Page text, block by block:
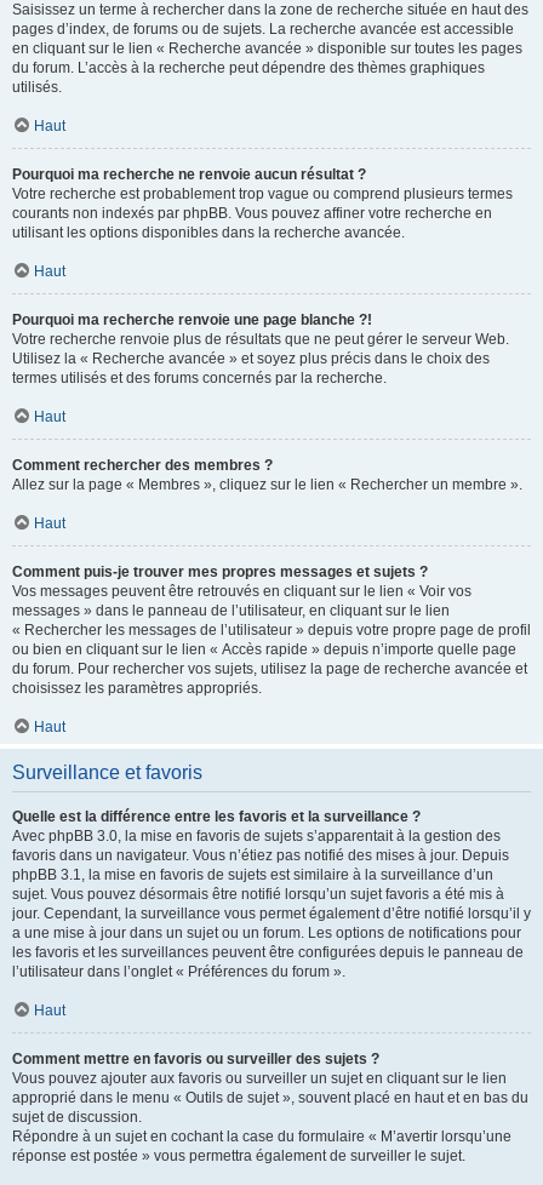
Saisissez un terme à rechercher dans la zone de recherche située en haut des
pages d’index, de forums ou de sujets. La recherche avancée est accessible
en cliquant sur le lien « Recherche avancée » disponible sur toutes les pages
du forum. L’accès à la recherche peut dépendre des thèmes graphiques
utilisés.
Haut
Pourquoi ma recherche ne renvoie aucun résultat ?
Votre recherche est probablement trop vague ou comprend plusieurs termes
courants non indexés par phpBB. Vous pouvez affiner votre recherche en
utilisant les options disponibles dans la recherche avancée.
Haut
Pourquoi ma recherche renvoie une page blanche ?!
Votre recherche renvoie plus de résultats que ne peut gérer le serveur Web.
Utilisez la « Recherche avancée » et soyez plus précis dans le choix des
termes utilisés et des forums concernés par la recherche.
Haut
Comment rechercher des membres ?
Allez sur la page « Membres », cliquez sur le lien « Rechercher un membre ».
Haut
Comment puis-je trouver mes propres messages et sujets ?
Vos messages peuvent être retrouvés en cliquant sur le lien « Voir vos
messages » dans le panneau de l’utilisateur, en cliquant sur le lien
« Rechercher les messages de l’utilisateur » depuis votre propre page de profil
ou bien en cliquant sur le lien « Accès rapide » depuis n’importe quelle page
du forum. Pour rechercher vos sujets, utilisez la page de recherche avancée et
choisissez les paramètres appropriés.
Haut
Surveillance et favoris
Quelle est la différence entre les favoris et la surveillance ?
Avec phpBB 3.0, la mise en favoris de sujets s’apparentait à la gestion des
favoris dans un navigateur. Vous n’étiez pas notifié des mises à jour. Depuis
phpBB 3.1, la mise en favoris de sujets est similaire à la surveillance d’un
sujet. Vous pouvez désormais être notifié lorsqu’un sujet favoris a été mis à
jour. Cependant, la surveillance vous permet également d’être notifié lorsqu’il y
a une mise à jour dans un sujet ou un forum. Les options de notifications pour
les favoris et les surveillances peuvent être configurées depuis le panneau de
l’utilisateur dans l’onglet « Préférences du forum ».
Haut
Comment mettre en favoris ou surveiller des sujets ?
Vous pouvez ajouter aux favoris ou surveiller un sujet en cliquant sur le lien
approprié dans le menu « Outils de sujet », souvent placé en haut et en bas du
sujet de discussion.
Répondre à un sujet en cochant la case du formulaire « M’avertir lorsqu’une
réponse est postée » vous permettra également de surveiller le sujet.